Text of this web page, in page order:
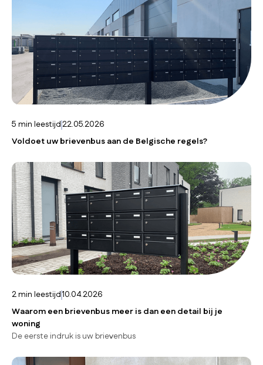
5 min leestijd22.05.2026
Voldoet uw brievenbus aan de Belgische regels?
2min leestijd10.04.2026
Waarom een brievenbus meer is dan een detail bij je
woning
De eerste indruk is uw brievenbus